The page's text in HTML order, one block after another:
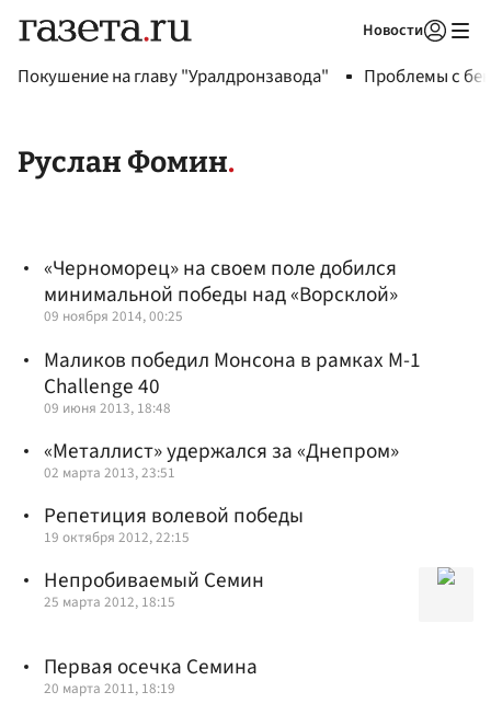
Новости
Покушение на главу "Уралдронзавода" Проблемы с
Руслан Фомин
«Черноморец» на своем поле добился
минимальной победы над «Ворсклой»
09 ноября 2014, 00:25
Маликов победил Монсона в рамках М-1
Challenge 40
09 июня 2013, 18:48
«Металлист» удержался за «Днепром»
02 марта 2013, 23:51
Репетиция волевой победы
19 октября 2012, 22:15
Непробиваемый Семин
25 марта 2012, 18:15
Первая осечка Семина
20 марта 2011, 18:19